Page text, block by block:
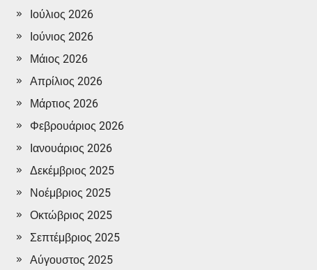
Ιούλιος 2026
Ιούνιος 2026
Μάιος 2026
Απρίλιος 2026
Μάρτιος 2026
Φεβρουάριος 2026
Ιανουάριος 2026
Δεκέμβριος 2025
Νοέμβριος 2025
Οκτώβριος 2025
Σεπτέμβριος 2025
Αύγουστος 2025